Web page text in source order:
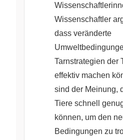
Wissenschaftler
dass veränderte
Tarnstrategien der
effektiv machen
sind der Meinung,
Tiere schnell
können, um den
Bedingungen zu